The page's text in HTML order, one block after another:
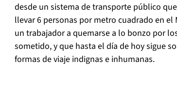
desde un sistema de transporte público
llevar 6 personas por metro cuadrado en el
un trabajador a quemarse a lo bonzo por
sometido, y que hasta el día de hoy sigue
formas de viaje indignas e inhumanas.